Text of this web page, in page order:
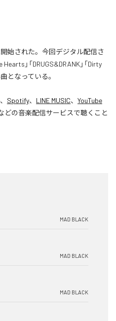
開始された。今回デジタル配信さ
」「DRUGS&DRANK」「Dirty
となっている。
、 Spotify、 LINE MUSIC、 YouTube
どの音楽配信サービスで聴くこと
MAD BLACK
MAD BLACK
MAD BLACK